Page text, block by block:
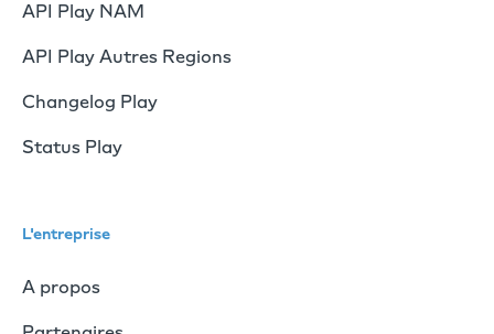
API Play NAM
API Play Autres Regions
Changelog Play
Status Play
L'entreprise
A propos